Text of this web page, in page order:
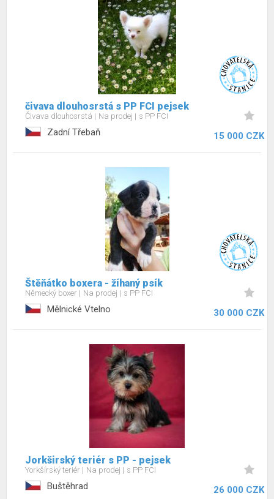
čivava dlouhosrstá s PP FCI pejsek
Čivava dlouhosrstá Na prodej s PP FCI
Zadní Třebaň 15 000 CZK
Štěňátko boxera - žíhaný psík
Německý boxer Na prodej s PP FCI
Mělnické Vtelno 30 000 CZK
Jorkširský teriér s PP - pejsek
Yorkšírský teriér Na prodej s PP FCI
Buštěhrad 26 000 CZK